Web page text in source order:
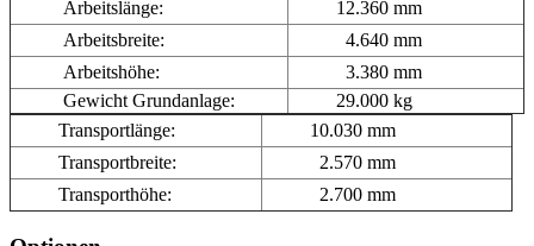
Arbeitslänge:
12.360 mm
Arbeitsbreite:
4.640 mm
Arbeitshöhe:
3.380 mm
Gewicht Grundanlage:
29.000 kg
Transportlänge:
10.030 mm
Transportbreite:
2.570 mm
Transporthöhe:
2.700 mm